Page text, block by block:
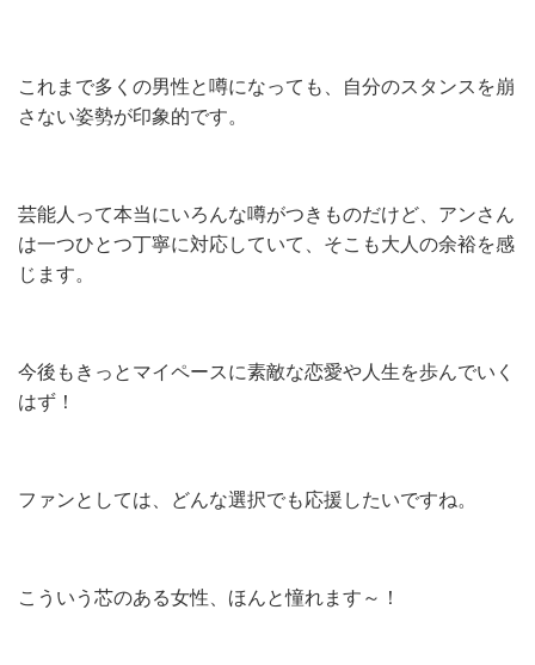
これまで多くの男性と噂になっても、自分のスタンスを崩
さない姿勢が印象的です。
芸能人って本当にいろんな噂がつきものだけど、アンさん
は一つひとつ丁寧に対応していて、そこも大人の余裕を感
じます。
今後もきっとマイペースに素敵な恋愛や人生を歩んでいく
はず！
ファンとしては、どんな選択でも応援したいですね。
こういう芯のある女性、ほんと憧れます～！